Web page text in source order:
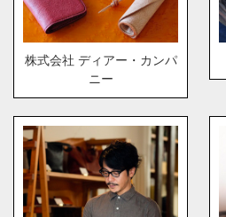
株式会社 ディアー・カンパ
ニー